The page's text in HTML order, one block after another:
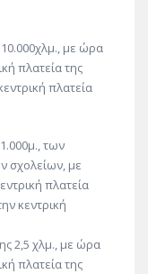
με ώρα
πλατεία της
πλατεία
των
σχολείων, με
πλατεία
κεντρική
2,5 χλμ., με ώρα
πλατεία της